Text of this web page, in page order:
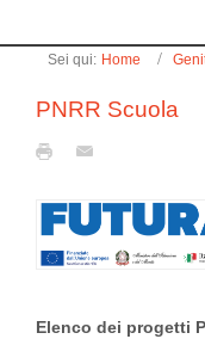
Sei qui: Home
PNRR Scuola
Elenco dei progetti